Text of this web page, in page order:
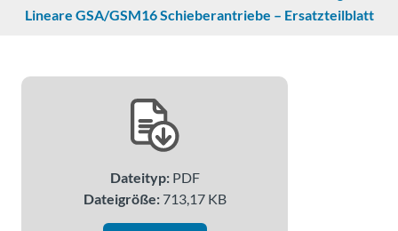
Lineare GSA/GSM16 Schieberantriebe – Ersatzteilblatt
Dateityp:PDF
Dateigröße:713,17 KB
for:
Unterstützung
Infozentrum